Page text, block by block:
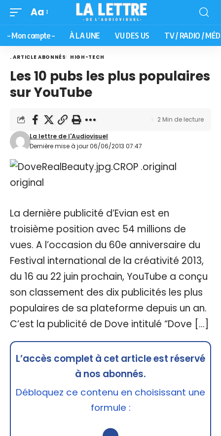
Aa
– Mon compte – À LA UNE VU DES US TV / RADIO /
. ARTICLE ABONNÉS HIGH-TECH
Les 10 pubs les plus populaires
sur YouTube
Dernière mise à jour 06/06/2013 07:47
La lettre de l'Audiovisuel
2 Min de lecture
La dernière publicité d’Evian est en
troisième position avec 54 millions de
vues. A l’occasion du 60e anniversaire du
Festival international de la créativité 2013,
du 16 au 22 juin prochain, YouTube a conçu
son classement des dix publicités les plus
populaires de sa plateforme depuis un an.
C’est la publicité de Dove intitulé “Dove […]
L’accès complet à cet article est réservé
à nos abonnés.
Débloquez ce contenu en choisissant une
formule :